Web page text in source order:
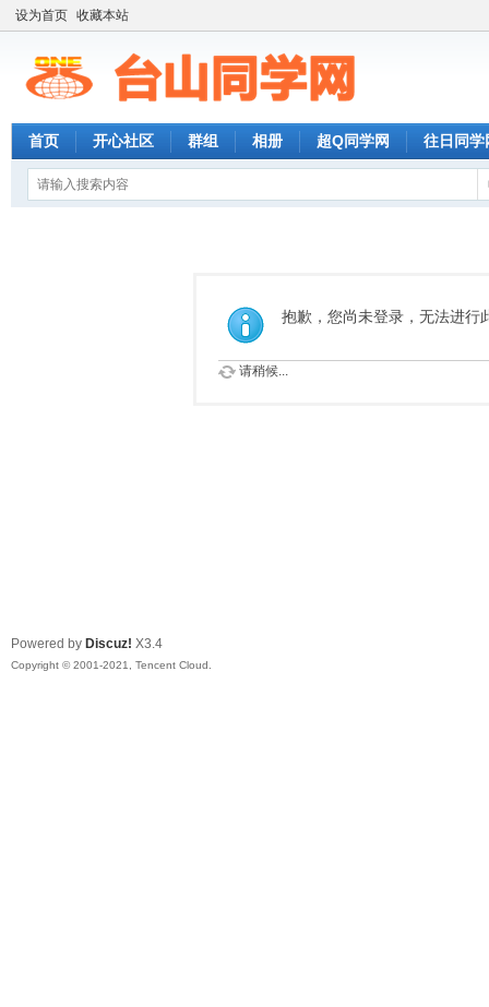
设为首页 收藏本站
首页 开心社区 群组 相册 超Q同学网 往日同学
抱歉，您尚未登录，无法进行
请稍候...
Powered by Discuz! X3.4
Copyright © 2001-2021, Tencent Cloud.